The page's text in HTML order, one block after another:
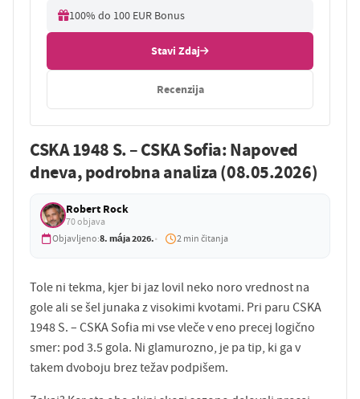
100% do 100 EUR Bonus
Stavi Zdaj
Recenzija
CSKA 1948 S. – CSKA Sofia: Napoved
dneva, podrobna analiza (08.05.2026)
Robert Rock
70 objava
Objavljeno:8. mája 2026. 2 min čitanja
Tole ni tekma, kjer bi jaz lovil neko noro vrednost na
gole ali se šel junaka z visokimi kvotami. Pri paru CSKA
1948 S. – CSKA Sofia mi vse vleče v eno precej logično
smer: pod 3.5 gola. Ni glamurozno, je pa tip, ki ga v
takem dvoboju brez težav podpišem.